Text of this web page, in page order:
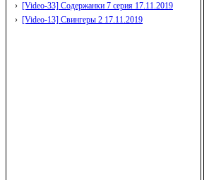
› [Video-33] Содержанки 7 серия 17.11.2019
› [Video-13] Свингеры 2 17.11.2019